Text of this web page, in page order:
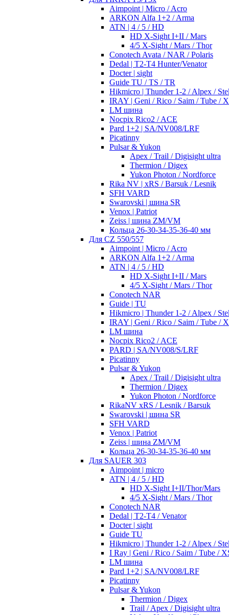
Aimpoint | Micro / Acro
ARKON Alfa 1+2 / Arma
ATN | 4 / 5 / HD
HD X-Sight I+II / Mars
4/5 X-Sight / Mars / Thor
Conotech Avata / NAR / Polaris
Dedal | T2-T4 Hunter/Venator
Docter | sight
Guide TU / TS / TR
Hikmicro | Thunder 1-2 / Alpex /
IRAY | Geni / Rico / Saim / Tube /
LM шина
Nocpix Rico2 / ACE
Pard 1+2 | SA/NV008/LRF
Picatinny
Pulsar & Yukon
Apex / Trail / Digisight ultra
Thermion / Digex
Yukon Photon / Nordforce
Rika NV | xRS / Barsuk / Lesnik
SFH VARD
Swarovski | шина SR
Venox | Patriot
Zeiss | шина ZM/VM
Кольца 26-30-34-35-36-40 мм
Для CZ 550/557
Aimpoint | Micro / Acro
ARKON Alfa 1+2 / Arma
ATN | 4 / 5 / HD
HD X-Sight I+II / Mars
4/5 X-Sight / Mars / Thor
Conotech NAR
Guide | TU
Hikmicro | Thunder 1-2 / Alpex /
IRAY | Geni / Rico / Saim / Tube /
LM шина
Nocpix Rico2 / ACE
PARD | SA/NV008/S/LRF
Picatinny
Pulsar & Yukon
Apex / Trail / Digisight ultra
Thermion / Digex
Yukon Photon / Nordforce
RikaNV xRS / Lesnik / Barsuk
Swarovski | шина SR
SFH VARD
Venox | Patriot
Zeiss | шина ZM/VM
Кольца 26-30-34-35-36-40 мм
Для SAUER 303
Aimpoint | micro
ATN | 4 / 5 / HD
HD X-Sight I+II/Thor/Mars
4/5 X-Sight / Mars / Thor
Conotech NAR
Dedal | T2-T4 / Venator
Docter | sight
Guide TU
Hikmicro | Thunder 1-2 / Alpex /
I Ray | Geni / Rico / Saim / Tube /
LM шина
Pard 1+2 | SA/NV008/LRF
Picatinny
Pulsar & Yukon
Thermion / Digex
Trail / Apex / Digisight ultra